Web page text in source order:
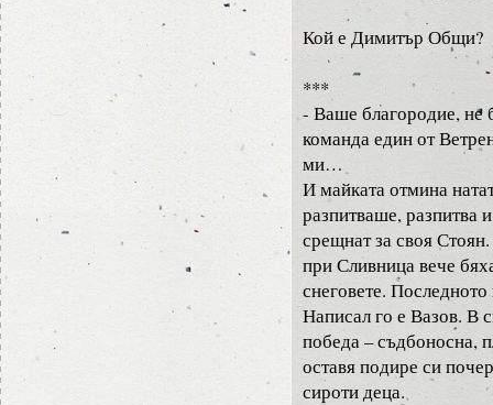
Кой е Димитър Общи?
***
- Ваше благородие, не
команда един от
ми…
И майката отмина
разпитваше, разпитва
срещнат за своя
при Сливница вече
снеговете.
Написал го е Вазов. В
победа – съдбоносна,
оставя подире си
сироти деца.